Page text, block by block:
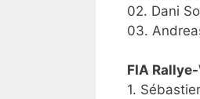
02. Dani
03.
FIA
1.